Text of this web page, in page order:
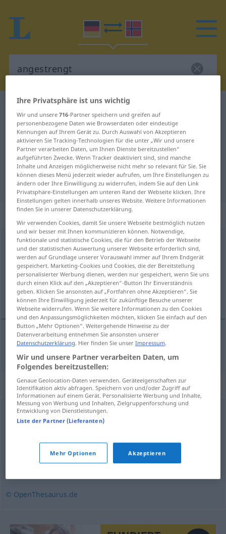
Deutsch-Norwegisch Wörterbuch
Deutsch-Norwegisch Übersetzung
für "angestrengt"
"angestrengt" Norwegisch
Übersetzung
„angestrengt“
angestrengt
Übersicht aller Übersetzungen
(Für mehr Details die Übersetzung anklicken/antippen)
anstrengt
anstrengt angestrengt
Synonyme für "angestrengt"
angespannt
künstlich
© OpenThesaurus.de
Ihre Privatsphäre ist uns wichtig
Wir und unsere716-Partner speichern und greifen auf
personenbezogene Daten wie Browserdaten oder eindeutige
Kennungen auf Ihrem Gerät zu. Durch Auswahl von Akzeptieren
aktivieren Sie Tracking-Technologien für die unter „Wir und unsere
Partner verarbeiten Daten, um Ihnen Dienste bereitzustellen“
aufgeführten Zwecke. Wenn Tracker deaktiviert sind, sind manche
Inhalte und Anzeigen möglicherweise nicht mehr so relevant für Sie. Sie
können dieses Menü jederzeit wieder aufrufen, um Ihre Einstellungen zu
ändern oder Ihre Einwilligung zu widerrufen, indem Sie auf den Link
Privatsphäre-Einstellungen am unteren Rand der Webseite klicken. Ihre
Einstellungen gelten innerhalb unseres Website. Weitere Informationen
finden Sie in unserer Datenschutzerklärung.
Wir verwenden Cookies, damit Sie unsere Webseite bestmöglich nutzen
und wir besser mit Ihnen kommunizieren können. Notwendige,
funktionale und statistische Cookies, die für den Betrieb der Webseite
und der statistischen Auswertung unserer Webseite erforderlich sind,
werden auf Grundlage unserer Vorauswahl immer auf Ihrem Endgerät
gespeichert. Marketing-Cookies und Cookies, die der Bereitstellung
personalisierter Werbung dienen, werden nur gespeichert, wenn Sie uns
durch einen Klick auf den „Akzeptieren“-Button Ihr Einverständnis
geben. Klicken Sie ansonsten auf „Fortfahren ohne Akzeptieren“. Sie
können Ihre Einwilligung jederzeit für zukünftige Besuche unserer
Webseite widerrufen. Wenn Sie weitere Informationen zu den Cookies
und den Anpassungsmöglichkeiten möchten, klicken Sie einfach auf den
Button „Mehr Optionen“. Weitergehende Hinweise zu der
Datenverarbeitung entnehmen Sie ansonsten unserer
Datenschutzerklärung. Hier finden Sie unserImpressum.
Wir und unsere Partner verarbeiten Daten, um
Folgendes bereitzustellen:
Genaue Geolocation-Daten verwenden. Geräteeigenschaften zur
Identifikation aktiv abfragen. Speichern von und/oder Zugriff auf
Informationen auf einem Gerät. Personalisierte Werbung und Inhalte,
Messung von Werbung und Inhalten, Zielgruppenforschung und
Entwicklung von Dienstleistungen.
Liste der Partner (Lieferanten)
Mehr Optionen Akzeptieren